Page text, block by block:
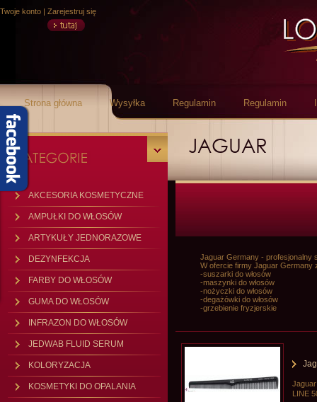
Twoje konto | Zarejestruj się
Strona główna Wysyłka Regulamin Regulamin
AKCESORIA KOSMETYCZNE
AMPUŁKI DO WŁOSÓW
ARTYKUŁY JEDNORAZOWE
DEZYNFEKCJA
FARBY DO WŁOSÓW
GUMA DO WŁOSÓW
INFRAZON DO WŁOSÓW
JEDWAB FLUID SERUM
KOLORYZACJA
KOSMETYKI DO OPALANIA
JAGUAR
Jaguar Germany - profesjonalny
W ofercie firmy Jaguar Germany
-suszarki do włosów
-maszynki do włosów
-nożyczki do włosów
-degażówki do włosów
-grzebienie fryzjerskie
LINE